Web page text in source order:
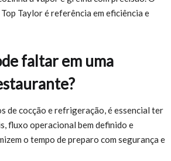
Taylor é referência em eficiência e
faltar em uma
de cocção e refrigeração, é essencial ter
fluxo operacional bem definido e
o tempo de preparo com segurança e